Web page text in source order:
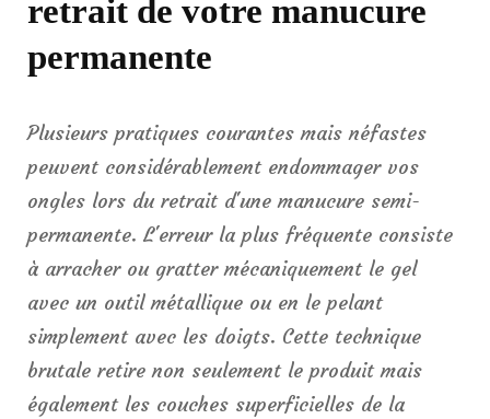
retrait de votre manucure
permanente
Plusieurs pratiques courantes mais néfastes
peuvent considérablement endommager vos
ongles lors du retrait d'une manucure semi-
permanente. L'erreur la plus fréquente consiste
à arracher ou gratter mécaniquement le gel
avec un outil métallique ou en le pelant
simplement avec les doigts. Cette technique
brutale retire non seulement le produit mais
également les couches superficielles de la